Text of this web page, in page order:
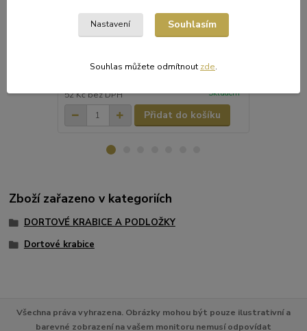
Krabice na zákusky a dorty s odklápěcím
víkem. Vyrobena z kvalitní bílo-šedé
52 Kčbez DPH Skladem
Přidat do košíku
45 Kčbez
Zboží zařazeno v kategoriích
DORTOVÉ KRABICE A PODLOŽKY
Dortové krabice
Všechna práva vyhrazena. Obrázky mohou být pouze ilustrativní a
barevné zobrazení na vašem monitoru nemusí odpovídat
Nastavení Souhlasím
Souhlas můžete odmítnout zde.